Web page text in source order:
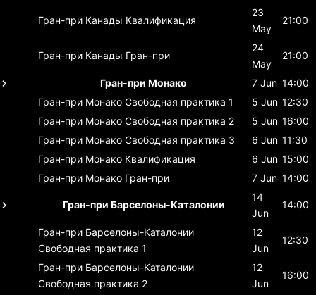
Гран-при Канады Квалификация
23
May
21:00
Гран-при Канады Гран-при
24
May
21:00
Гран-при Монако 7 Jun 14:00
Гран-при Монако Свободная практика 1 5 Jun 12:30
Гран-при Монако Свободная практика 2 5 Jun 16:00
Гран-при Монако Свободная практика 3 6 Jun 11:30
Гран-при Монако Квалификация 6 Jun 15:00
Гран-при Монако Гран-при 7 Jun 14:00
Гран-при Барселоны-Каталонии
14
Jun
14:00
Гран-при Барселоны-Каталонии
Свободная практика 1
12
Jun
12:30
Гран-при Барселоны-Каталонии
Свободная практика 2
12
Jun
16:00